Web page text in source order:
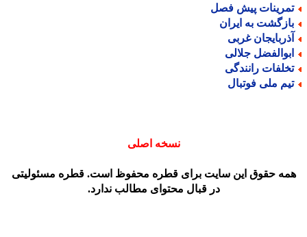
پیش فصل
به ایران
غربی
جلالی
رانندگی
ملی فوتبال
نسخه اصلی
حقوق این سایت برای قطره محفوظ است. قطره مسئولیتی
در قبال محتوای مطالب ندارد.